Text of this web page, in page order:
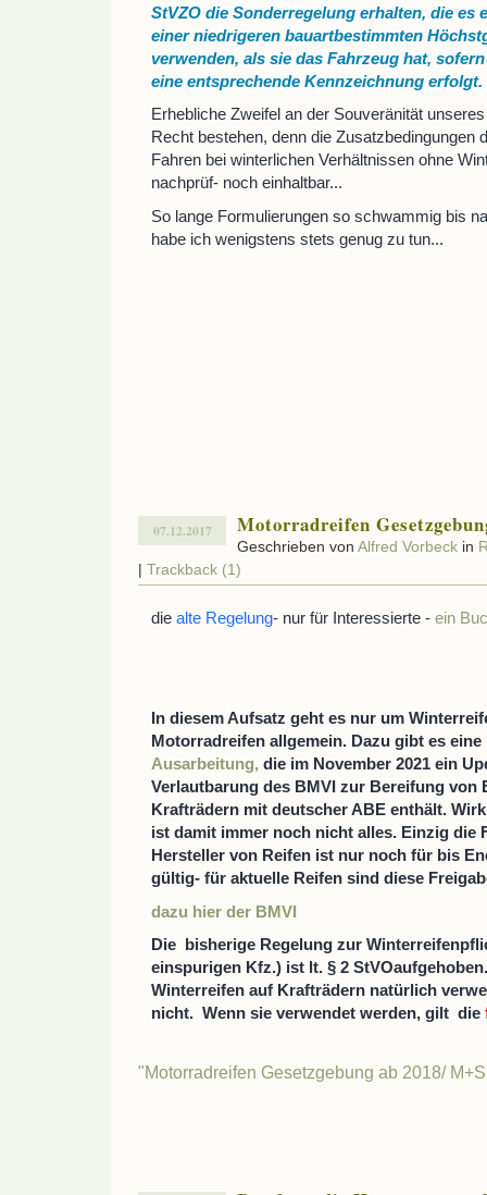
StVZO die Sonderregelung erhalten, die es
einer niedrigeren bauartbestimmten
verwenden, als sie das Fahrzeug hat,
eine entsprechende Kennzeichnung erfolgt.
Erhebliche Zweifel an der Souveränität
Recht bestehen, denn die Zusatzbedingungen
Fahren bei winterlichen Verhältnissen ohne
nachprüf- noch einhaltbar...
So lange Formulierungen so schwammig bis
habe ich wenigstens stets genug zu tun...
07.12.2017 Motorradreifen
Geschrieben von Alfred Vorbeck in
| Trackback (1)
die alte Regelung- nur für Interessierte - ein
In diesem Aufsatz geht es nur um
Motorradreifen allgemein. Dazu gibt es eine
Ausarbeitung, die im November 2021 ein
Verlautbarung des BMVI zur Bereifung von
Krafträdern mit deutscher ABE enthält.
ist damit immer noch nicht alles. Einzig die
Hersteller von Reifen ist nur noch für bis
gültig- für aktuelle Reifen sind diese
dazu hier der BMVI
Die bisherige Regelung zur
einspurigen Kfz.) ist lt. § 2
Winterreifen auf Krafträdern natürlich
nicht. Wenn sie verwendet werden, gilt die
"Motorradreifen Gesetzgebung ab 2018/